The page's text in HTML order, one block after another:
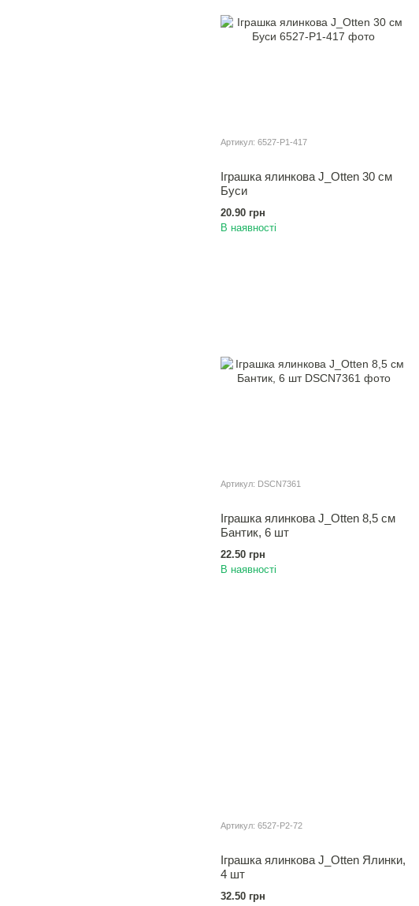
Артикул: 6527-P1-417
Іграшка ялинкова J_Otten 30 см
Буси
20.90 грн
В наявності
Артикул: DSCN7361
Іграшка ялинкова J_Otten 8,5 см
Бантик, 6 шт
22.50 грн
В наявності
Артикул: 6527-P2-72
Іграшка ялинкова J_Otten Ялинки,
4 шт
32.50 грн